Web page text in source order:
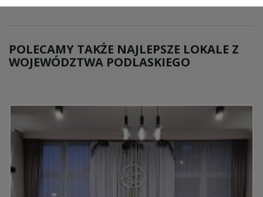
POLECAMY TAKŻE NAJLEPSZE LOKALE Z
WOJEWÓDZTWA PODLASKIEGO